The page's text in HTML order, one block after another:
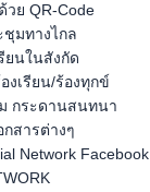
ย QR-Code
มทางไกล
ยนในสังกัด
งเรียน/ร้องทุกข์
กระดานสนทนา
สารต่างๆ
Network Facebook